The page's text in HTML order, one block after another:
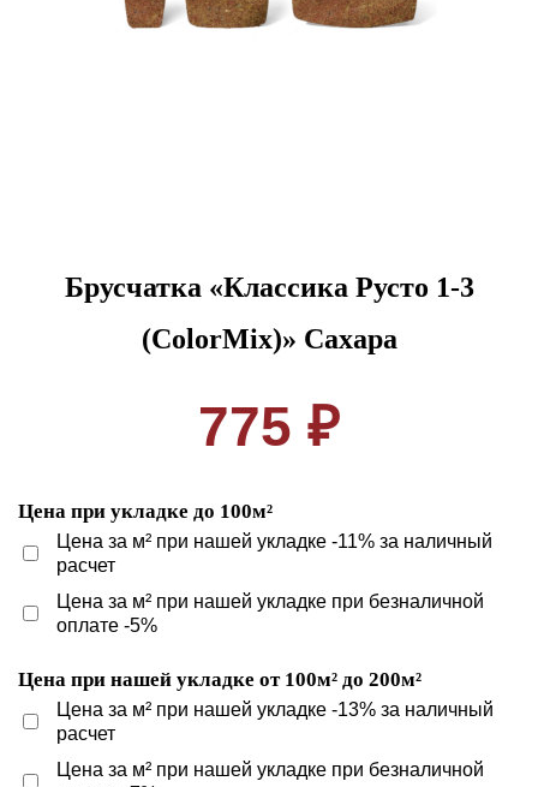
Брусчатка «Классика Русто 1-3
(ColorMix)» Сахара
775 ₽
Цена при укладке до 100м²
Цена за м² при нашей укладке -11% за наличный
расчет
Цена за м² при нашей укладке при безналичной
оплате -5%
Цена при нашей укладке от 100м² до 200м²
Цена за м² при нашей укладке -13% за наличный
расчет
Цена за м² при нашей укладке при безналичной